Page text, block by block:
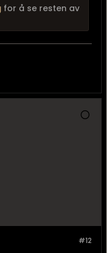
sikkerhetsmesi...
for å se resten av
#12